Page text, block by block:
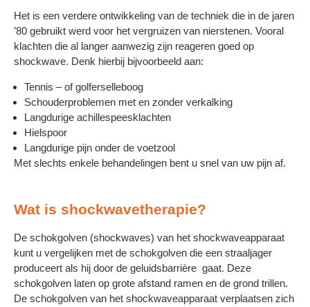
Het is een verdere ontwikkeling van de techniek die in de jaren
’80 gebruikt werd voor het vergruizen van nierstenen. Vooral
klachten die al langer aanwezig zijn reageren goed op
shockwave. Denk hierbij bijvoorbeeld aan:
Tennis – of golferselleboog
Schouderproblemen met en zonder verkalking
Langdurige achillespeesklachten
Hielspoor
Langdurige pijn onder de voetzool
Met slechts enkele behandelingen bent u snel van uw pijn af.
Wat is shockwavetherapie?
De schokgolven (shockwaves) van het shockwaveapparaat
kunt u vergelijken met de schokgolven die een straaljager
produceert als hij door de geluidsbarrière gaat. Deze
schokgolven laten op grote afstand ramen en de grond trillen.
De schokgolven van het shockwaveapparaat verplaatsen zich